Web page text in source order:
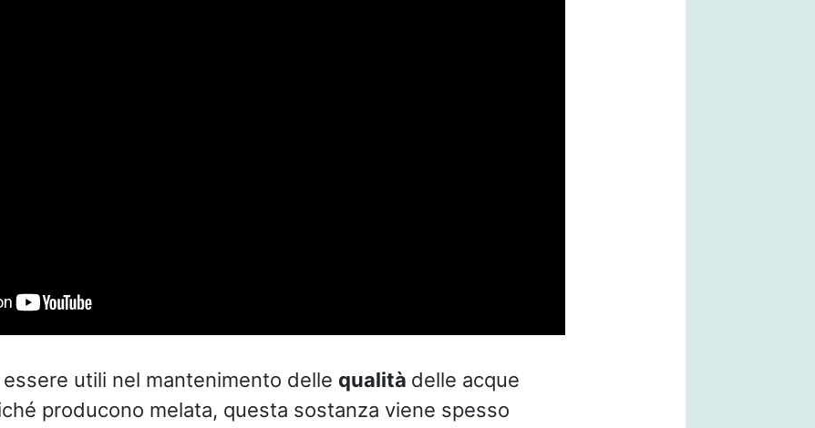
utili nel mantenimento delle qualità delle acque
producono melata, questa sostanza viene spesso